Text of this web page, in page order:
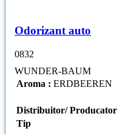
Odorizant auto
0832
WUNDER-BAUM
Aroma : ERDBEEREN
Distribuitor/ Producator
Tip